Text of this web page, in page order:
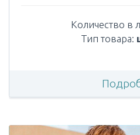
Количество в
Тип товара: